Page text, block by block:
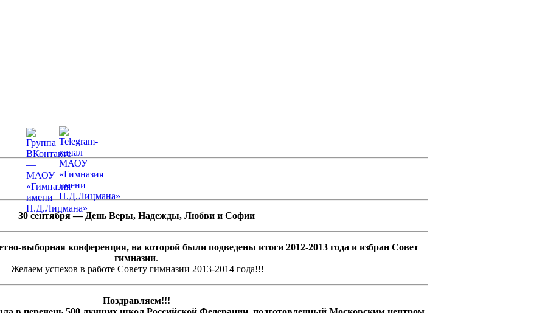
30 сентября — День Веры, Надежды, Любви и Софии
выборная конференция, на которой были подведены итоги 2012-2013 года и избран Совет
гимназии.
Желаем успехов в работе Совету гимназии 2013-2014 года!!!
Поздравляем!!!